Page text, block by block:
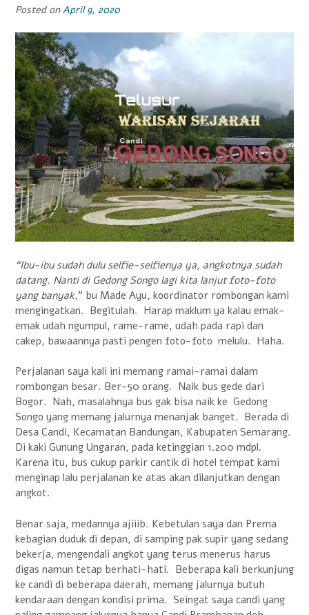
Posted onApril 9, 2020
“Ibu-ibu sudah dulu selfie-selfienya ya, angkotnya sudah
datang. Nanti di Gedong Songo lagi kita lanjut foto-foto
yang banyak,” bu Made Ayu, koordinator rombongan kami
mengingatkan. Begitulah. Harap maklum ya kalau emak-
emak udah ngumpul, rame-rame, udah pada rapi dan
cakep, bawaannya pasti pengen foto-foto melulu. Haha.
Perjalanan saya kali ini memang ramai-ramai dalam
rombongan besar. Ber-50 orang. Naik bus gede dari
Bogor. Nah, masalahnya bus gak bisa naik ke Gedong
Songo yang memang jalurnya menanjak banget. Berada di
Desa Candi, Kecamatan Bandungan, Kabupaten Semarang.
Di kaki Gunung Ungaran, pada ketinggian 1.200 mdpl.
Karena itu, bus cukup parkir cantik di hotel tempat kami
menginap lalu perjalanan ke atas akan dilanjutkan dengan
angkot.
Benar saja, medannya ajiiib. Kebetulan saya dan Prema
kebagian duduk di depan, di samping pak supir yang sedang
bekerja, mengendali angkot yang terus menerus harus
digas namun tetap berhati-hati. Beberapa kali berkunjung
ke candi di beberapa daerah, memang jalurnya butuh
kendaraan dengan kondisi prima. Seingat saya candi yang